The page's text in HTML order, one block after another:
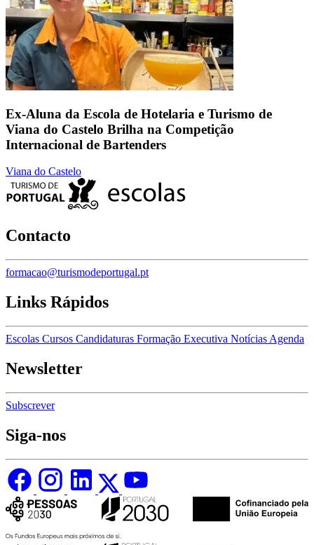
Ex-Aluna da Escola de Hotelaria e Turismo de
Viana do Castelo Brilha na Competição
Internacional de Bartenders
Viana do Castelo
Contacto
formacao@turismodeportugal.pt
Links Rápidos
Escolas Cursos Candidaturas Formação Executiva Notícias Agenda
Newsletter
Subscrever
Siga-nos